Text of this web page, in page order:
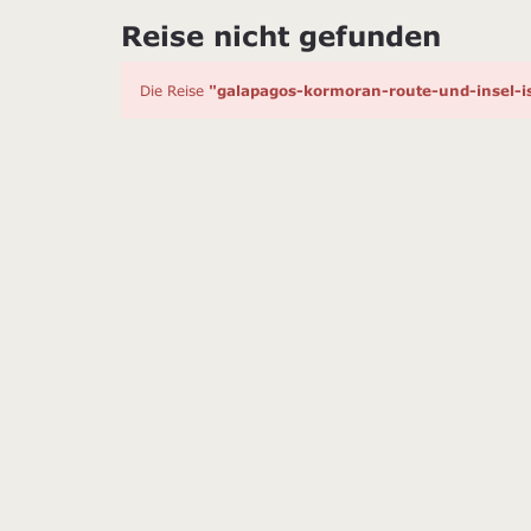
Reise nicht gefunden
Die Reise "galapagos-kormoran-route-und-insel-